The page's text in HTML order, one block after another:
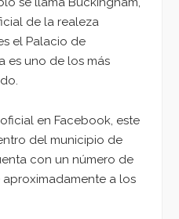
de la realeza
el Palacio de
es uno de los más
en Facebook, este
del municipio de
con un número de
a los